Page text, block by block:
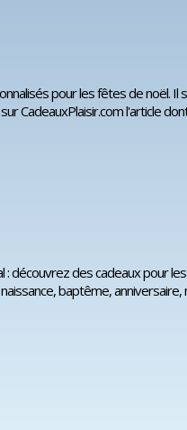
pour les fêtes de noël. Il
CadeauxPlaisir.com l'article
découvrez des cadeaux pour
baptême,